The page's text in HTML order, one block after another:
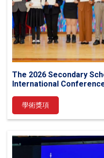
The 2026 Secondary
International
學術獎項